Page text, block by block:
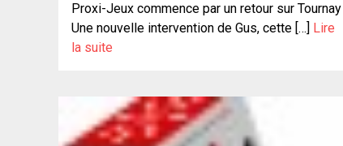
Proxi-Jeux commence par un retour sur Tournay
Une nouvelle intervention de Gus, cette […] Lire
la suite